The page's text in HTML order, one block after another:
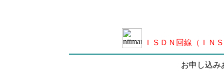
ＩＳＤＮ回線（ＩＮ
お申し込み